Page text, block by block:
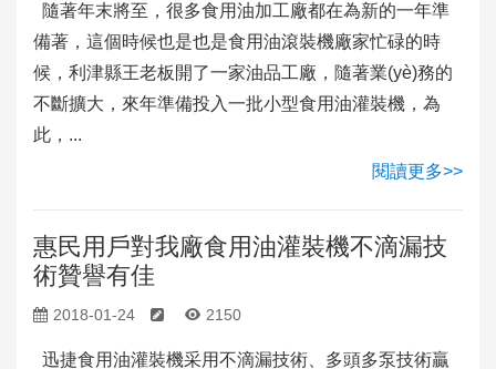
隨著年末將至，很多食用油加工廠都在為新的一年準
備著，這個時候也是也是食用油滾裝機廠家忙碌的時
候，利津縣王老板開了一家油品工廠，隨著業(yè)務的
不斷擴大，來年準備投入一批小型食用油灌裝機，為
此，...
閱讀更多>>
惠民用戶對我廠食用油灌裝機不滴漏技
術贊譽有佳
2018-01-24 2150
迅捷食用油灌裝機采用不滴漏技術、多頭多泵技術贏